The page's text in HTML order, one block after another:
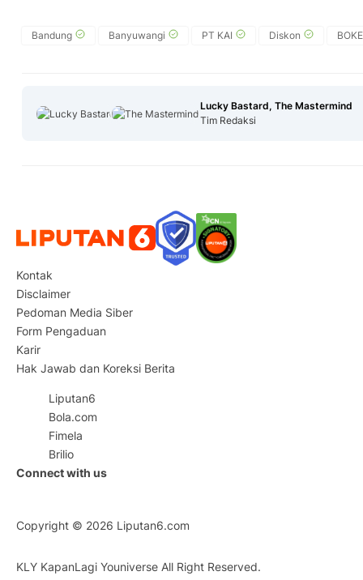
Bandung Banyuwangi PT KAI Diskon
Lucky Bastard, The Mastermind
Tim Redaksi
Kontak
Disclaimer
Pedoman Media Siber
Form Pengaduan
Karir
Hak Jawab dan Koreksi Berita
Liputan6
Bola.com
Fimela
Brilio
Connect with us
Copyright © 2026 Liputan6.com
KLY KapanLagi Youniverse All Right Reserved.